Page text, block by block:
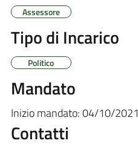
Assessore
Tipo di Incarico
Politico
Mandato
Inizio mandato:04/10/2021
Contatti